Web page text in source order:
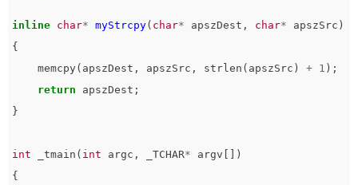
inline char* myStrcpy( char* apszDest , char* apszSrc )
{
memcpy( apszDest , apszSrc , strlen ( apszSrc ) + 1 );
return
apszDest ;
}
int _tmain ( int argc , _TCHAR* argv [])
{